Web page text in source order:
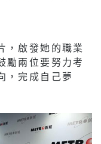
，啟發她的職業
勵兩位要努力考
，完成自己夢